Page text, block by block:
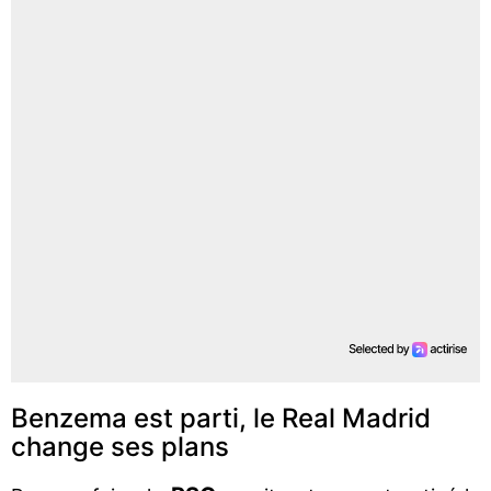
Benzema est parti, le Real Madrid
change ses plans